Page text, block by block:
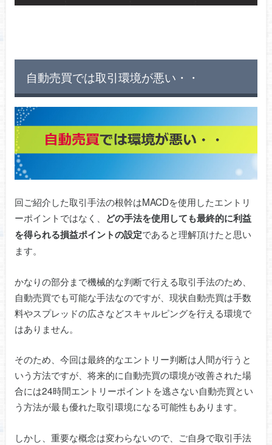
自動売買では取引環境が悪い・・
回ご紹介した取引手法の根幹はMACDを使用したエントリ
ーポイントではなく、
どの手法を使用しても最終的に利益
を得られる損益ポイントの設定であると理解頂けたと思い
ます。
かなりの部分まで機械的な判断で行える取引手法のため、
自動売買でも可能な手法なのですが、現状自動売買は手数
料やスプレッドの広さなどスキャルピングを行える環境で
はありません。
そのため、今回は最終的なエントリー判断は人間が行うと
いう方法ですが、将来的に自動売買の環境が改善された場
合には24時間エントリーポイントを逃さない自動売買とい
う方法が最も優れた取引環境になる可能性もあります。
しかし、重要な概念は変わらないので、ご自身で取引手法